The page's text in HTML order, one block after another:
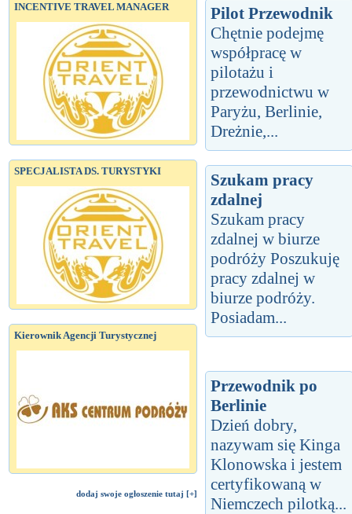
INCENTIVE TRAVEL MANAGER
SPECJALISTA DS. TURYSTYKI
Kierownik Agencji Turystycznej
dodaj swoje ogłoszenie tutaj [+]
Pilot Przewodnik
Chętnie podejmę
współpracę w
pilotażu i
przewodnictwu w
Paryżu, Berlinie,
Dreżnie,...
Szukam pracy
zdalnej
Szukam pracy
zdalnej w biurze
podróży Poszukuję
pracy zdalnej w
biurze podróży.
Posiadam...
Przewodnik po
Berlinie
Dzień dobry,
nazywam się Kinga
Klonowska i jestem
certyfikowaną w
Niemczech pilotką...